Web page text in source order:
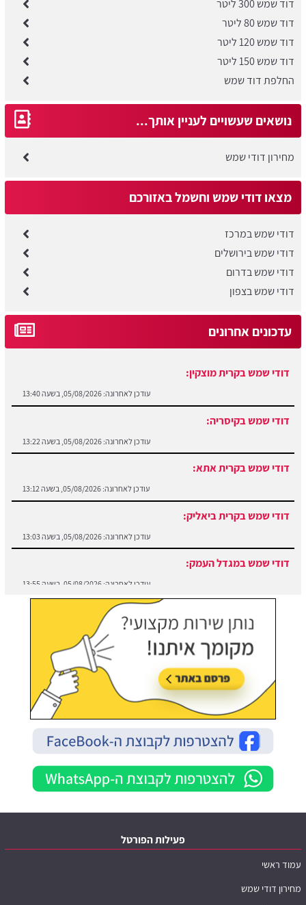
דוד שמש 300 ליטר
דוד שמש 80 ליטר
דוד שמש 120 ליטר
דוד שמש 150 ליטר
החלפת דוד שמש
נושאים שעשויים לעניין אותך...
מחירון דודי שמש
מצאו דודי שמש וחשמל באזורכם
דודי שמש במרכז
דודי שמש בירושלים
דודי שמש בדרום
דודי שמש בצפון
עדכונים אחרונים
דודי שמש בקרית מוצקין:
עודכן לאחרונה: 05/08/2026, בשעה 13:40
דודי שמש בקיסריה:
עודכן לאחרונה: 05/08/2026, בשעה 13:22
דודי שמש בקרית אתא:
עודכן לאחרונה: 05/08/2026, בשעה 13:12
דודי שמש בקרית ביאליק:
עודכן לאחרונה: 05/08/2026, בשעה 13:03
דודי שמש במגדל העמק:
עודכן לאחרונה: 05/08/2026, בשעה 13:55
פעילות הפורטל
עמוד ראשי
מחירון דודי שמש